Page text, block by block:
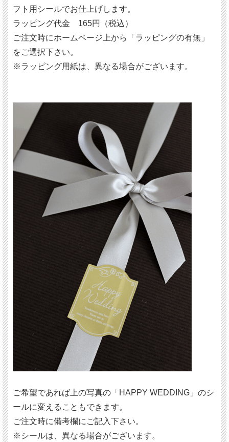
フト用シールでお仕上げします。
ラッピング代金 165円（税込）
ご注文時にホームページ上から「ラッピングの有無」
をご選択下さい。
※ラッピング用紙は、異なる場合がございます。
ご希望であれば上の写真の「HAPPY WEDDING」のシ
ールに変えることもできます。
ご注文時に備考欄にご記入下さい。
※シールは、異なる場合がございます。